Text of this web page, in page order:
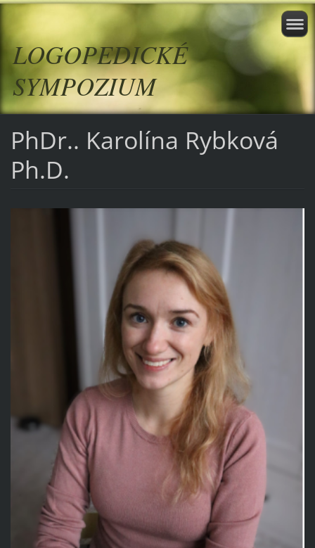
LOGOPEDICKÉ
SYMPOZIUM
PhDr.. Karolína Rybková
Ph.D.